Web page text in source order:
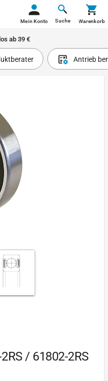
Suche
Mein Konto Warenkorb
ab 39 €
Antrieb
/ 61802-2RS